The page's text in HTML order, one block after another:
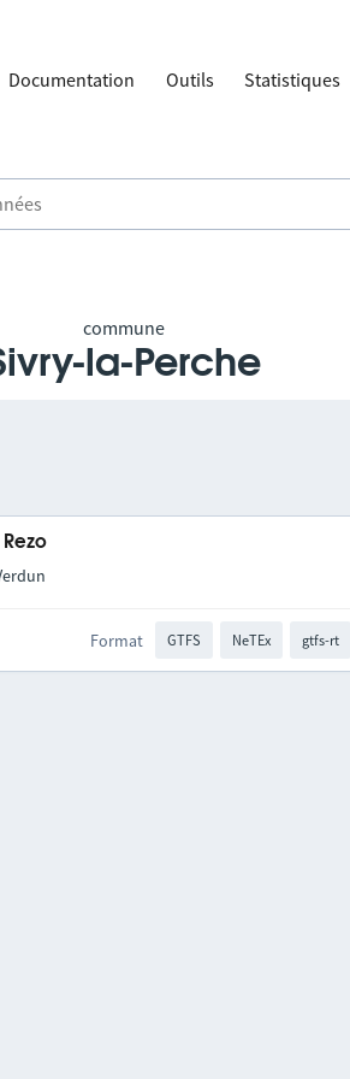
Documentation Outils Statistiques
commune
la-Perche
Format GTFS NeTEx gtfs-rt